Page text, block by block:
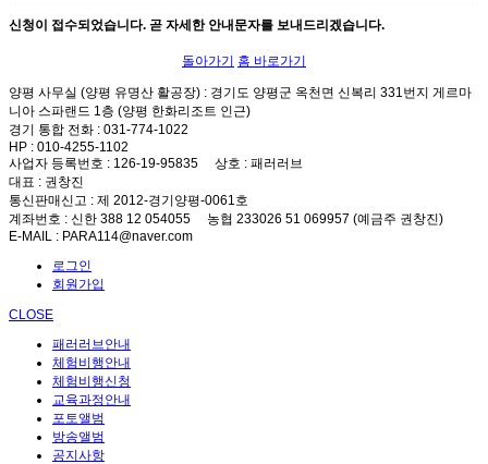
신청이 접수되었습니다. 곧 자세한 안내문자를 보내드리겠습니다.
돌아가기 홈 바로가기
양평 사무실 (양평 유명산 활공장) : 경기도 양평군 옥천면 신복리 331번지 게르마
니아 스파랜드 1층 (양평 한화리조트 인근)
경기 통합 전화 : 031-774-1022
HP : 010-4255-1102
사업자 등록번호 : 126-19-95835 상호 : 패러러브
대표 : 권창진
통신판매신고 : 제 2012-경기양평-0061호
계좌번호 : 신한 388 12 054055 농협 233026 51 069957 (예금주 권창진)
E-MAIL : PARA114@naver.com
로그인
회원가입
CLOSE
패러러브안내
체험비행안내
체험비행신청
교육과정안내
포토앨범
방송앨범
공지사항